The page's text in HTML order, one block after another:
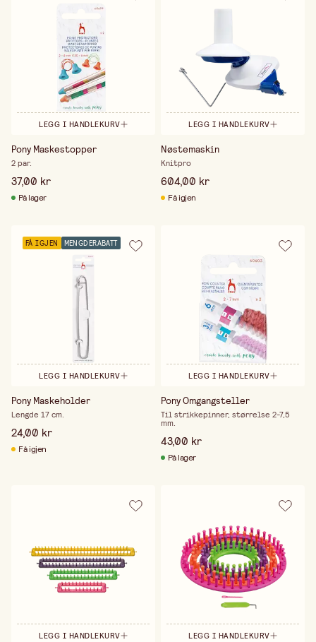
LEGG I HANDLEKURV
Pony Maskestopper
2 par.
37,00 kr
På lager
LEGG I HANDLEKURV
Nøstemaskin
Knitpro
604,00 kr
Få igjen
FÅ IGJEN MENGDERABATT
LEGG I HANDLEKURV
Pony Maskeholder
Lengde 17 cm.
24,00 kr
Få igjen
LEGG I HANDLEKURV
Pony Omgangsteller
Til strikkepinner, størrelse 2-7,5
mm.
43,00 kr
På lager
LEGG I HANDLEKURV LEGG I HANDLEKURV